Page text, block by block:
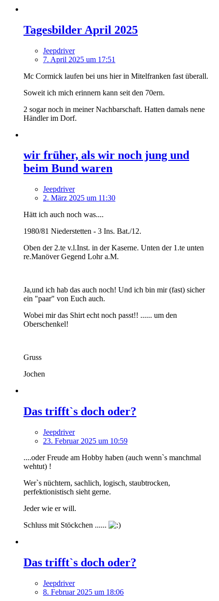
Tagesbilder April 2025
Jeepdriver
7. April 2025 um 17:51
Mc Cormick laufen bei uns hier in Mitelfranken fast überall.
Soweit ich mich erinnern kann seit den 70ern.
2 sogar noch in meiner Nachbarschaft. Hatten damals nene
Händler im Dorf.
wir früher, als wir noch jung und
beim Bund waren
Jeepdriver
2. März 2025 um 11:30
Hätt ich auch noch was....
1980/81 Niederstetten - 3 Ins. Bat./12.
Oben der 2.te v.l.Inst. in der Kaserne. Unten der 1.te unten
re.Manöver Gegend Lohr a.M.
Ja,und ich hab das auch noch! Und ich bin mir (fast) sicher
ein "paar" von Euch auch.
Wobei mir das Shirt echt noch passt!! ...... um den
Oberschenkel!
Gruss
Jochen
Das trifft`s doch oder?
Jeepdriver
23. Februar 2025 um 10:59
....oder Freude am Hobby haben (auch wenn`s manchmal
wehtut) !
Wer`s nüchtern, sachlich, logisch, staubtrocken,
perfektionistisch sieht gerne.
Jeder wie er will.
Schluss mit Stöckchen ......
Das trifft`s doch oder?
Jeepdriver
8. Februar 2025 um 18:06